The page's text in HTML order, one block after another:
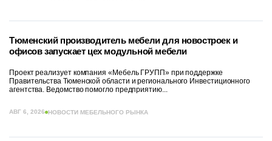
Тюменский производитель мебели для новостроек и
офисов запускает цех модульной мебели
Проект реализует компания «Мебель ГРУПП» при поддержке
Правительства Тюменской области и регионального Инвестиционного
агентства. Ведомство помогло предприятию...
АВГ 6, 2026 НОВОСТИ МЕБЕЛЬНОГО РЫНКА